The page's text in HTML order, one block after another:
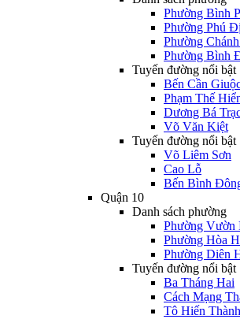
Phường Bình
Phường Phú
Phường
Phường Bình
Tuyến đường nổi bật
Bến Cần
Phạm Thế
Dương Bá
Võ Văn Kiệt
Tuyến đường nổi bật
Võ Liêm Sơn
Cao Lỗ
Bến Bình
Quận 10
Danh sách phường
Phường Vườn
Phường Hòa
Phường Diên
Tuyến đường nổi bật
Ba Tháng Hai
Cách Mạng
Tô Hiến Thành